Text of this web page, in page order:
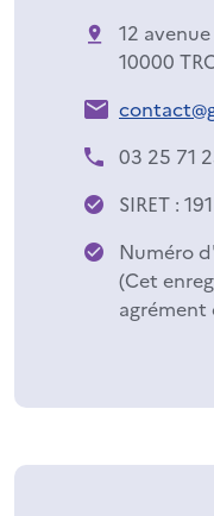
12
10000
03 25 71
SIRET :
Numéro
(Cet
agrément